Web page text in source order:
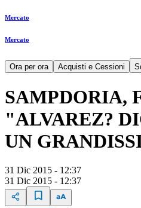
Mercato
Mercato
Ora per ora Acquisti e Cessioni
SAMPDORIA,
"ALVAREZ?
UN
31 Dic 2015 - 12:37
31 Dic 2015 - 12:37